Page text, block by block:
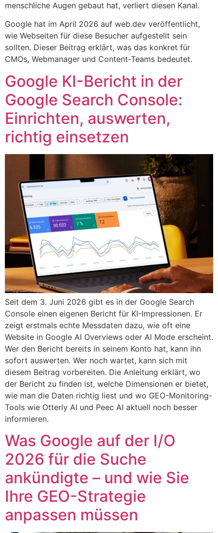
menschliche Augen gebaut hat, verliert diesen Kanal.
Google hat im April 2026 auf web.dev veröffentlicht,
wie Webseiten für diese Besucher aufgestellt sein
sollten. Dieser Beitrag erklärt, was das konkret für
CMOs, Webmanager und Content-Teams bedeutet.
Google KI-Bericht in der
Google Search Console:
Einrichten, auswerten,
richtig einsetzen
Seit dem 3. Juni 2026 gibt es in der Google Search
Console einen eigenen Bericht für KI-Impressionen. Er
zeigt erstmals echte Messdaten dazu, wie oft eine
Website in Google AI Overviews oder AI Mode erscheint.
Wer den Bericht bereits in seinem Konto hat, kann ihn
sofort auswerten. Wer noch wartet, kann sich mit
diesem Beitrag vorbereiten. Die Anleitung erklärt, wo
der Bericht zu finden ist, welche Dimensionen er bietet,
wie man die Daten richtig liest und wo GEO-Monitoring-
Tools wie Otterly AI und Peec AI aktuell noch besser
informieren.
Was Google auf der I/O
2026 für die Suche
ankündigte – und wie Sie
Ihre GEO-Strategie
anpassen müssen​